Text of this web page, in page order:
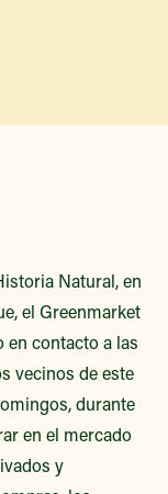
Natural, en
el Greenmarket
en contacto a las
vecinos de este
durante
en el mercado
y